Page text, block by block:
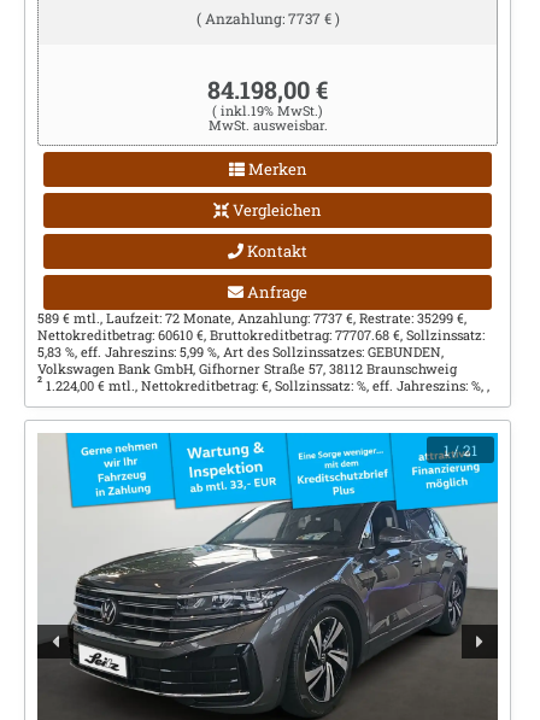
( Anzahlung: 7737 € )
84.198,00 €
( inkl.19% MwSt.)
MwSt. ausweisbar.
Merken
Vergleichen
Kontakt
Anfrage
589 € mtl., Laufzeit: 72 Monate, Anzahlung: 7737 €, Restrate: 35299 €,
Nettokreditbetrag: 60610 €, Bruttokreditbetrag: 77707.68 €, Sollzinssatz:
5,83 %, eff. Jahreszins: 5,99 %, Art des Sollzinssatzes: GEBUNDEN,
Volkswagen Bank GmbH, Gifhorner Straße 57, 38112 Braunschweig
2 1.224,00 € mtl., Nettokreditbetrag: €, Sollzinssatz: %, eff. Jahreszins: %, ,
1/ 21